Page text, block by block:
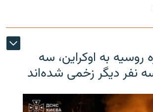
روسیه به اوکراین، سه
نفر دیگر زخمی شده‌اند